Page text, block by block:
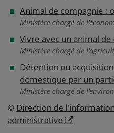
Animal de compagnie :
Ministère chargé de
Vivre avec un animal de
Ministère chargé de
Détention ou
domestique par un
Ministère chargé de
© Direction de
administrative